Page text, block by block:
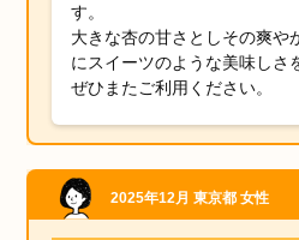
す。
大きな杏の甘さとしその爽や
にスイーツのような美味しさ
ぜひまたご利用ください。
2025年12月 東京都 女性